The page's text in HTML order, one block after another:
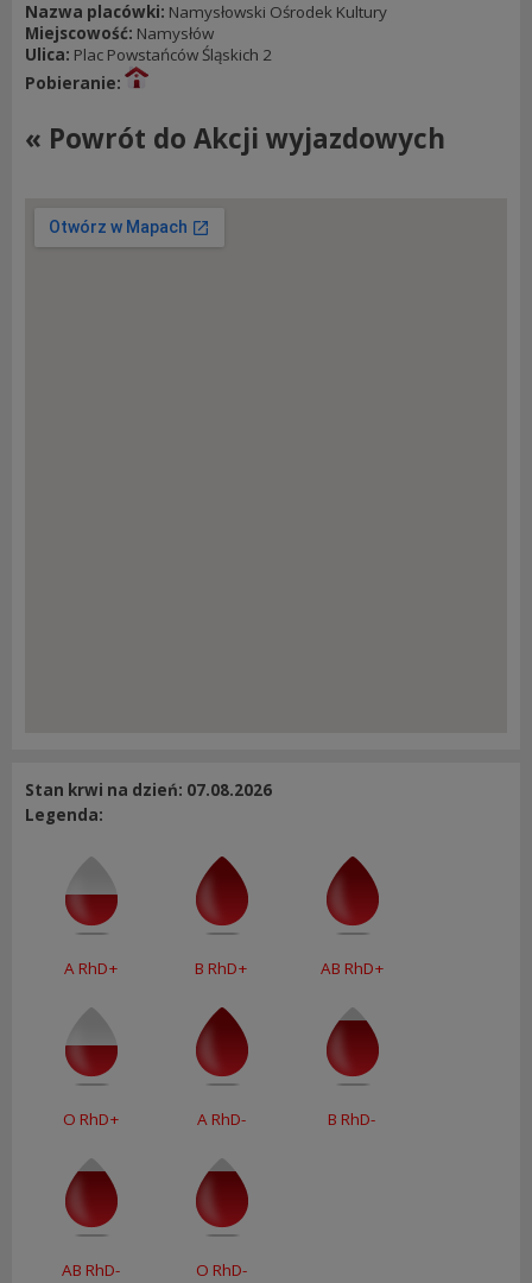
Nazwa placówki: Namysłowski Ośrodek Kultury
Miejscowość: Namysłów
Ulica: Plac Powstańców Śląskich 2
Pobieranie:
« Powrót do Akcji wyjazdowych
Stan krwi na dzień: 07.08.2026
Legenda:
A RhD+ B RhD+ AB RhD+
O RhD+ A RhD- B RhD-
AB RhD- O RhD-